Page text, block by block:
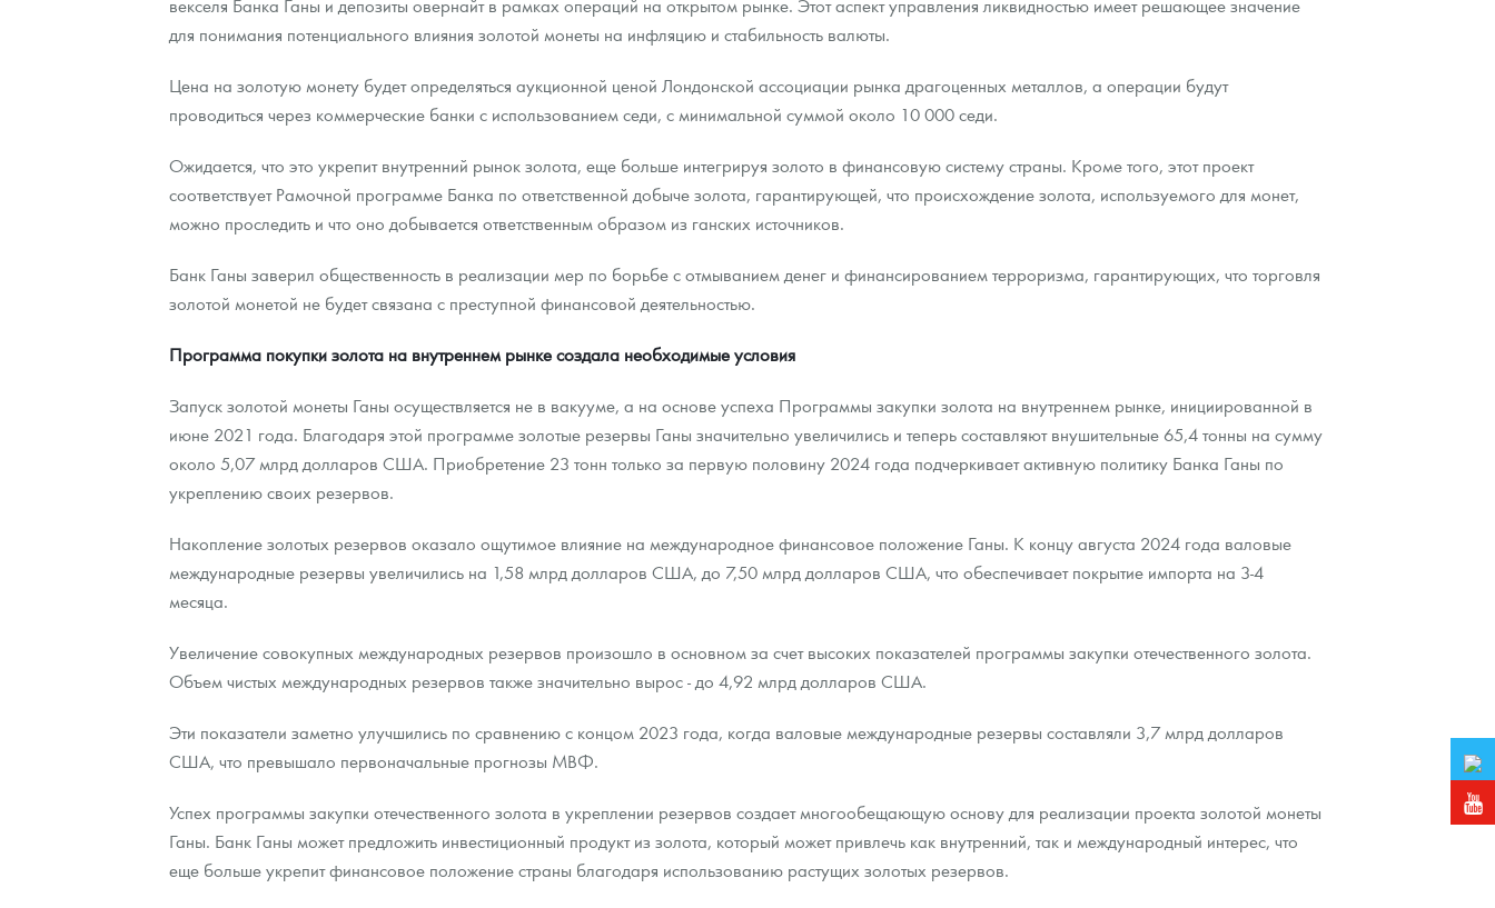
векселя Банка Ганы и депозиты овернайт в рамках операций на открытом рынке. Этот аспект управления ликвидностью имеет решающее значение
для понимания потенциального влияния золотой монеты на инфляцию и стабильность валюты.
Цена на золотую монету будет определяться аукционной ценой Лондонской ассоциации рынка драгоценных металлов, а операции будут
проводиться через коммерческие банки с использованием седи, с минимальной суммой около 10 000 седи.
Ожидается, что это укрепит внутренний рынок золота, еще больше интегрируя золото в финансовую систему страны. Кроме того, этот проект
соответствует Рамочной программе Банка по ответственной добыче золота, гарантирующей, что происхождение золота, используемого для монет,
можно проследить и что оно добывается ответственным образом из ганских источников.
Банк Ганы заверил общественность в реализации мер по борьбе с отмыванием денег и финансированием терроризма, гарантирующих, что торговля
золотой монетой не будет связана с преступной финансовой деятельностью.
Программа покупки золота на внутреннем рынке создала необходимые условия
Запуск золотой монеты Ганы осуществляется не в вакууме, а на основе успеха Программы закупки золота на внутреннем рынке, инициированной в
июне 2021 года. Благодаря этой программе золотые резервы Ганы значительно увеличились и теперь составляют внушительные 65,4 тонны на сумму
около 5,07 млрд долларов США. Приобретение 23 тонн только за первую половину 2024 года подчеркивает активную политику Банка Ганы по
укреплению своих резервов.
Накопление золотых резервов оказало ощутимое влияние на международное финансовое положение Ганы. К концу августа 2024 года валовые
международные резервы увеличились на 1,58 млрд долларов США, до 7,50 млрд долларов США, что обеспечивает покрытие импорта на 3-4
месяца.
Увеличение совокупных международных резервов произошло в основном за счет высоких показателей программы закупки отечественного золота.
Объем чистых международных резервов также значительно вырос - до 4,92 млрд долларов США.
Эти показатели заметно улучшились по сравнению с концом 2023 года, когда валовые международные резервы составляли 3,7 млрд долларов
США, что превышало первоначальные прогнозы МВФ.
Успех программы закупки отечественного золота в укреплении резервов создает многообещающую основу для реализации проекта золотой монеты
Ганы. Банк Ганы может предложить инвестиционный продукт из золота, который может привлечь как внутренний, так и международный интерес, что
еще больше укрепит финансовое положение страны благодаря использованию растущих золотых резервов.